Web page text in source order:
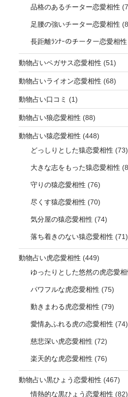
品格のあるチーター恋愛相性
足腰の強いチーター恋愛相性
長距離ﾗﾝﾅｰのチーター恋愛相性
動物占いペガサス恋愛相性 (51)
動物占いライオン恋愛相性 (68)
動物占い口コミ (1)
動物占い狼恋愛相性 (88)
動物占い猿恋愛相性 (448)
どっしりとした猿恋愛相性 (73)
大きな志をもった猿恋愛相性
守りの猿恋愛相性 (76)
尽くす猿恋愛相性 (70)
気分屋の猿恋愛相性 (74)
落ち着きのない猿恋愛相性 (71)
動物占い虎恋愛相性 (449)
ゆったりとした悠然の虎恋愛相
パワフルな虎恋愛相性 (75)
動きまわる虎恋愛相性 (79)
愛情あふれる虎の恋愛相性 (74)
慈悲深い虎恋愛相性 (72)
楽天的な虎恋愛相性 (76)
動物占い黒ひょう恋愛相性 (467)
情熱的な黒ひょう恋愛相性 (82)